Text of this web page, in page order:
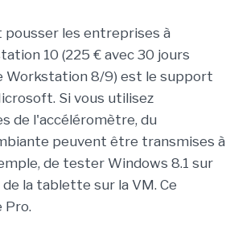
pousser les entreprises à
10 (225 € avec 30 jours
Workstation 8/9) est le support
Si vous utilisez
de l'accéléromètre, du
peuvent être transmises à
de tester Windows 8.1 sur
la tablette sur la VM. Ce
Pro.